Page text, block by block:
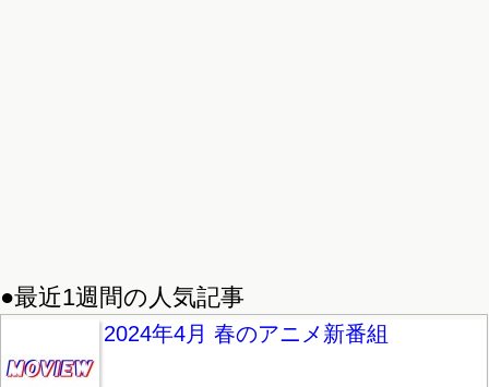
●最近1週間の人気記事
2024年4月 春のアニメ新番組